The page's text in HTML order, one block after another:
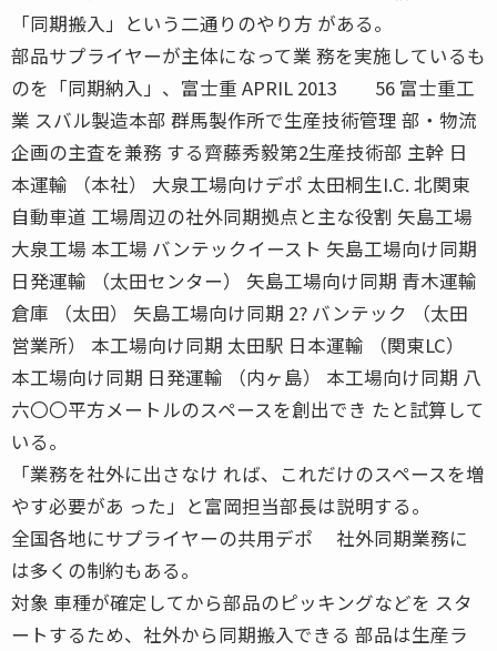
「同期搬入」という二通りのやり方 がある。
部品サプライヤーが主体になって業 務を実施しているも
のを「同期納入」、富士重 APRIL 2013 56 富士重工
業 スバル製造本部 群馬製作所で生産技術管理 部・物流
企画の主査を兼務 する齊藤秀毅第2生産技術部 主幹 日
本運輸 （本社） 大泉工場向けデポ 太田桐生I.C. 北関東
自動車道 工場周辺の社外同期拠点と主な役割 矢島工場
大泉工場 本工場 バンテックイースト 矢島工場向け同期
日発運輸 （太田センター） 矢島工場向け同期 青木運輸
倉庫 （太田） 矢島工場向け同期 2? バンテック （太田
営業所） 本工場向け同期 太田駅 日本運輸 （関東LC）
本工場向け同期 日発運輸 （内ヶ島） 本工場向け同期 八
六〇〇平方メートルのスペースを創出でき たと試算して
いる。
「業務を社外に出さなけ れば、これだけのスペースを増
やす必要があ った」と富岡担当部長は説明する。
全国各地にサプライヤーの共用デポ 社外同期業務に
は多くの制約もある。
対象 車種が確定してから部品のピッキングなどを スタ
ートするため、社外から同期搬入できる 部品は生産ラ